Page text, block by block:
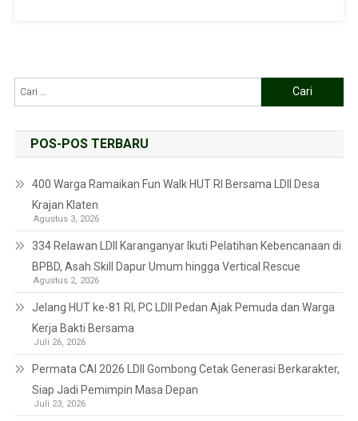
POS-POS TERBARU
400 Warga Ramaikan Fun Walk HUT RI Bersama LDII Desa
Krajan Klaten
Agustus 3, 2026
334 Relawan LDII Karanganyar Ikuti Pelatihan Kebencanaan di
BPBD, Asah Skill Dapur Umum hingga Vertical Rescue
Agustus 2, 2026
Jelang HUT ke-81 RI, PC LDII Pedan Ajak Pemuda dan Warga
Kerja Bakti Bersama
Juli 26, 2026
Permata CAI 2026 LDII Gombong Cetak Generasi Berkarakter,
Siap Jadi Pemimpin Masa Depan
Juli 23, 2026